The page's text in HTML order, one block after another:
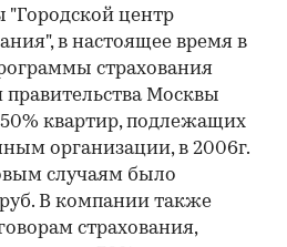
центр
в настоящее время в
страхования
Москвы
квартир, подлежащих
организации, в 2006г.
случаям было
В компании также
страхования,